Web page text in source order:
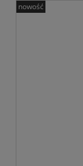
nowość